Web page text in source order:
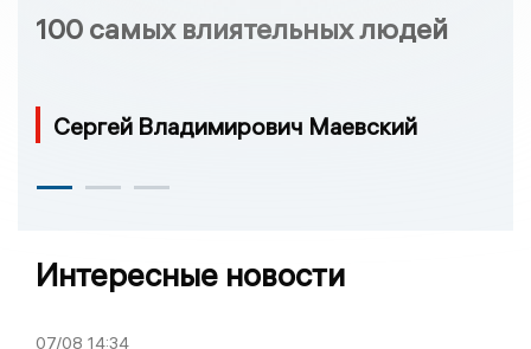
100 самых влиятельных людей
Сергей Владимирович Маевский
Интересные новости
07/08 14:34